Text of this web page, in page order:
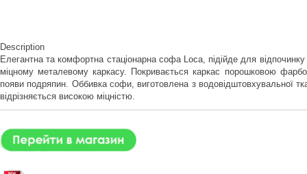
Description
Елегантна та комфортна стаціонарна софа Loca, підійде для відпочинку
міцному металевому каркасу. Покривається каркас порошковою
появи подряпин. Оббивка софи, виготовлена з водовідштовхувальної
відрізняється високою міцністю.